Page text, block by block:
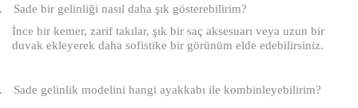
Sade bir gelinliği nasıl daha şık gösterebilirim?
İnce bir kemer, zarif takılar, şık bir saç aksesuarı veya uzun bir
duvak ekleyerek daha sofistike bir görünüm elde edebilirsiniz.
Sade gelinlik modelini hangi ayakkabı ile kombinleyebilirim?